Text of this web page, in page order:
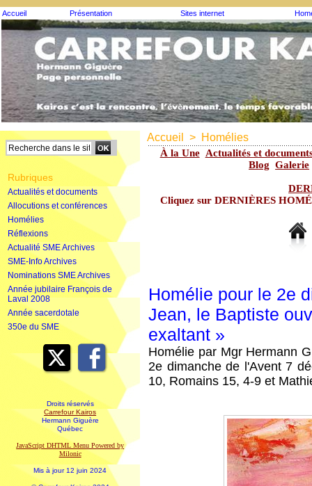
Accueil Présentation Sites internet
Rubriques
Actualités et documents
Allocutions et conférences
Homélies
Réflexions
Actualité SME Archives
SME-Info Archives
Nominations SME Archives
Année jubilaire François de
Laval 2008
Année sacerdotale
350e du SME
Droits réservés
Carrefour Kairos
Hermann Giguère
Québec
JavaScript DHTML Menu Powered by
Milonic
Mis à jour 12 juin 2024
Accueil > Homélies
À la Une Actualités et
Blog Galerie
Cliquez sur DERNIÈRES
Homélie pour le 2e
Jean, le Baptiste
exaltant »
Homélie par Mgr Hermann
2e dimanche de l'Avent 7
10, Romains 15, 4-9 et